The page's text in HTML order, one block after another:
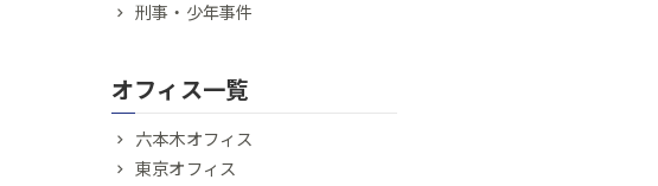
刑事・少年事件
オフィス一覧
六本木オフィス
東京オフィス